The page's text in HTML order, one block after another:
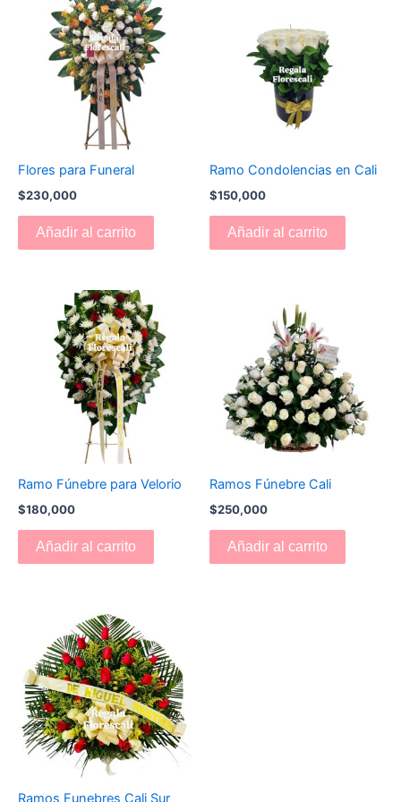
Flores para Funeral
$230,000
Añadir al carrito
Ramo Condolencias en Cali
$150,000
Añadir al carrito
Ramo Fúnebre para Velorio
$180,000
Añadir al carrito
Ramos Fúnebre Cali
$250,000
Añadir al carrito
Ramos Funebres Cali Sur